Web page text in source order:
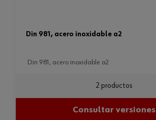
din 981, acero inoxidable a2
din 981, acero inoxidable a2
2 productos
Consultar versiones